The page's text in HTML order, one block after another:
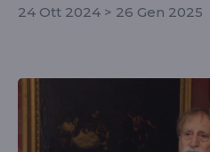
24 Ott 2024 > 26 Gen 2025